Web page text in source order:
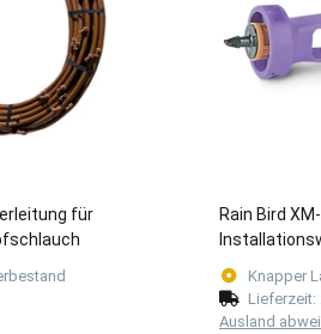
für
Rain Bird
Knapper
Lieferzeit:
Ausland